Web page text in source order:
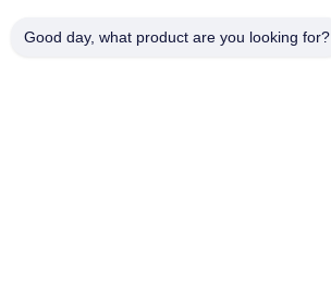
Good day, what product are you looking for?